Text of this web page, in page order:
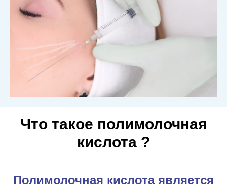
Что такое полимолочная
кислота ?
Полимолочная кислота является